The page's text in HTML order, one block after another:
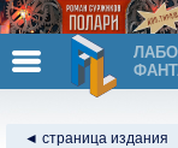
◄ страница издания